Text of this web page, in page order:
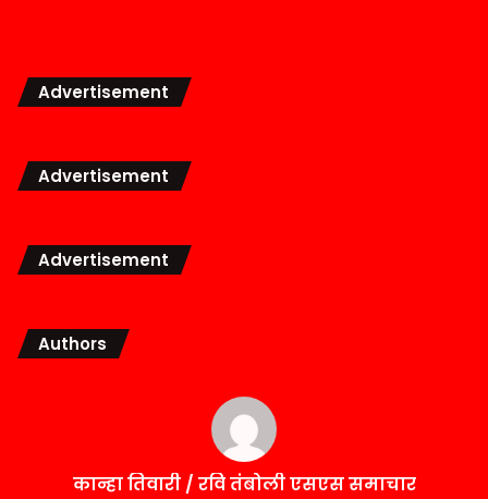
Advertisement
Advertisement
Advertisement
Authors
कान्हा तिवारी / रवि तंबोली एसएस समाचार